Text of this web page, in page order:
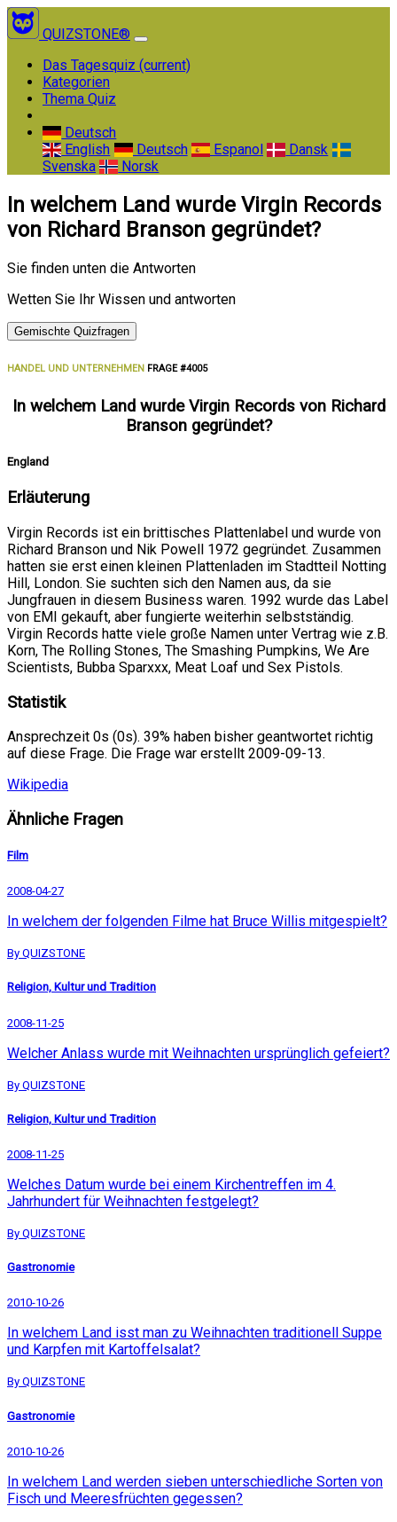
QUIZSTONE®
Das Tagesquiz (current)
Kategorien
Thema Quiz
Deutsch
English
Deutsch Espanol
Dansk
Svenska
Norsk
In welchem Land wurde Virgin Records
von Richard Branson gegründet?
Sie finden unten die Antworten
Wetten Sie Ihr Wissen und antworten
Gemischte Quizfragen
HANDEL UND UNTERNEHMEN FRAGE #4005
In welchem Land wurde Virgin Records von Richard
Branson gegründet?
England
Erläuterung
Virgin Records ist ein brittisches Plattenlabel und wurde von
Richard Branson und Nik Powell 1972 gegründet. Zusammen
hatten sie erst einen kleinen Plattenladen im Stadtteil Notting
Hill, London. Sie suchten sich den Namen aus, da sie
Jungfrauen in diesem Business waren. 1992 wurde das Label
von EMI gekauft, aber fungierte weiterhin selbstständig.
Virgin Records hatte viele große Namen unter Vertrag wie z.B.
Korn, The Rolling Stones, The Smashing Pumpkins, We Are
Scientists, Bubba Sparxxx, Meat Loaf und Sex Pistols.
Statistik
Ansprechzeit 0s (0s). 39% haben bisher geantwortet richtig
auf diese Frage. Die Frage war erstellt 2009-09-13.
Wikipedia
Ähnliche Fragen
Film
2008-04-27
In welchem der folgenden Filme hat Bruce Willis mitgespielt?
By QUIZSTONE
Religion, Kultur und Tradition
2008-11-25
Welcher Anlass wurde mit Weihnachten ursprünglich gefeiert?
By QUIZSTONE
Religion, Kultur und Tradition
2008-11-25
Welches Datum wurde bei einem Kirchentreffen im 4.
Jahrhundert für Weihnachten festgelegt?
By QUIZSTONE
Gastronomie
2010-10-26
In welchem Land isst man zu Weihnachten traditionell Suppe
und Karpfen mit Kartoffelsalat?
By QUIZSTONE
Gastronomie
2010-10-26
In welchem Land werden sieben unterschiedliche Sorten von
Fisch und Meeresfrüchten gegessen?